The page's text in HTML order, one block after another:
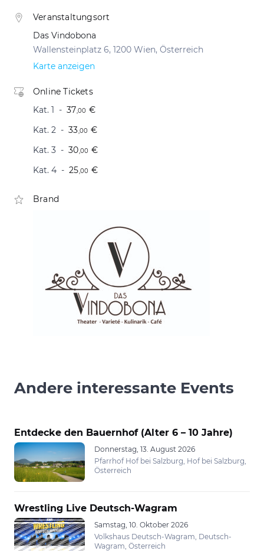
Veranstaltungsort
Das Vindobona
Wallensteinplatz 6, 1200 Wien, Österreich
Karte anzeigen
Online Tickets
Kat. 1
37 ,00 €
Kat. 2
33 ,00 €
Kat. 3
30 ,00 €
Kat. 4
25 ,00 €
Brand
Andere interessante Events
Entdecke den Bauernhof (Alter 6 – 10 Jahre)
Donnerstag, 13. August 2026
Pfarrhof Hof bei Salzburg, Hof bei Salzburg,
Österreich
Wrestling Live Deutsch-Wagram
Samstag, 10. Oktober 2026
Volkshaus Deutsch-Wagram, Deutsch-
Wagram, Österreich